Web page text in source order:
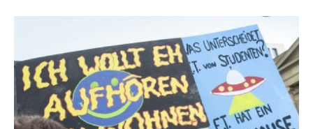
anzeigen